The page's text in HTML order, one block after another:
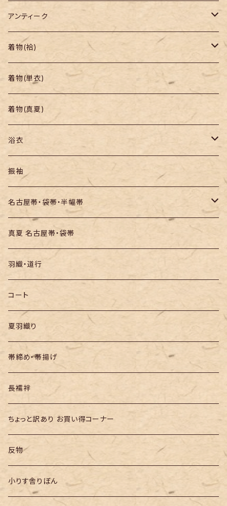
アンティーク
着物
帯
羽織り・道行
着物(袷)
小紋
色無地・江戸小紋
紬
訪問着・付下
お召し
着物(単衣)
着物(真夏)
浴衣
セオα・ポリ
木綿・綿麻
絞りの浴衣
振袖
名古屋帯・袋帯・半幅帯
名古屋帯
袋帯
半幅帯
真夏 名古屋帯・袋帯
羽織・道行
コート
夏羽織り
帯締め・帯揚げ
長襦袢
ちょっと訳あり お買い得コーナー
反物
小りす舎りぼん